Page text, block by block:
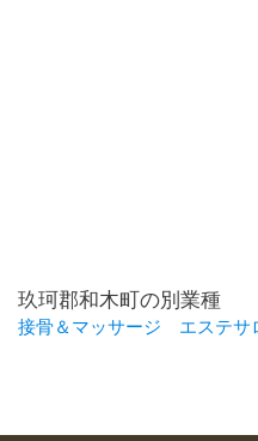
玖珂郡和木町の別業種
接骨＆マッサージ エステサ